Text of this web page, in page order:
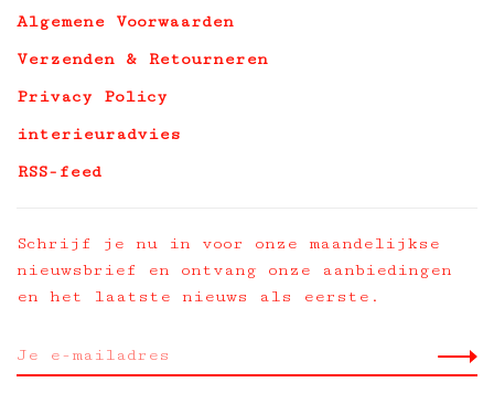
Algemene Voorwaarden
Verzenden & Retourneren
Privacy Policy
interieuradvies
RSS-feed
Schrijf je nu in voor onze maandelijkse
nieuwsbrief en ontvang onze aanbiedingen
en het laatste nieuws als eerste.